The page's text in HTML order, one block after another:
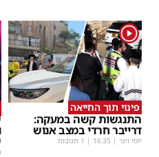
1
פינוי תוך החייאה
התנגשות קשה במעקה:
דרייבר חרדי במצב אנוש
יוסי וינר |
16:35 | 1 תגובות